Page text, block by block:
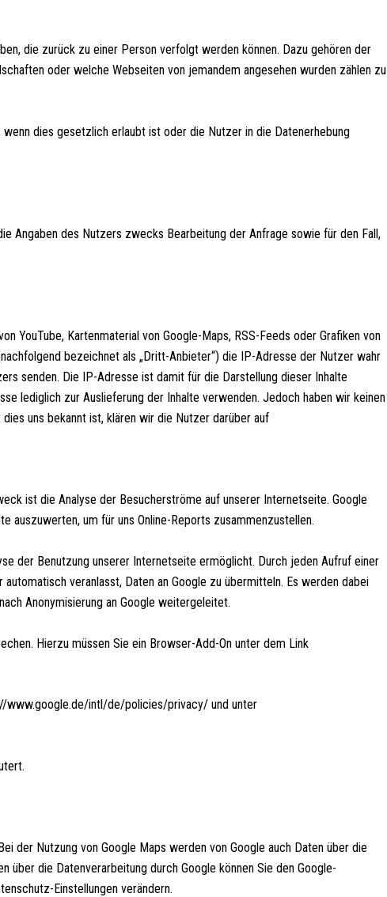
die zurück zu einer Person verfolgt werden können. Dazu gehören der
oder welche Webseiten von jemandem angesehen wurden zählen zu
dies gesetzlich erlaubt ist oder die Nutzer in die Datenerhebung
Angaben des Nutzers zwecks Bearbeitung der Anfrage sowie für den Fall,
YouTube, Kartenmaterial von Google-Maps, RSS-Feeds oder Grafiken von
bezeichnet als „Dritt-Anbieter“) die IP-Adresse der Nutzer wahr
senden. Die IP-Adresse ist damit für die Darstellung dieser Inhalte
lediglich zur Auslieferung der Inhalte verwenden. Jedoch haben wir keinen
uns bekannt ist, klären wir die Nutzer darüber auf
ist die Analyse der Besucherströme auf unserer Internetseite. Google
auszuwerten, um für uns Online-Reports zusammenzustellen.
der Benutzung unserer Internetseite ermöglicht. Durch jeden Aufruf einer
veranlasst, Daten an Google zu übermitteln. Es werden dabei
Anonymisierung an Google weitergeleitet.
Hierzu müssen Sie ein Browser-Add-On unter dem Link
www.google.de/intl/de/policies/privacy/ und unter
der Nutzung von Google Maps werden von Google auch Daten über die
die Datenverarbeitung durch Google können Sie den Google-
Einstellungen verändern.